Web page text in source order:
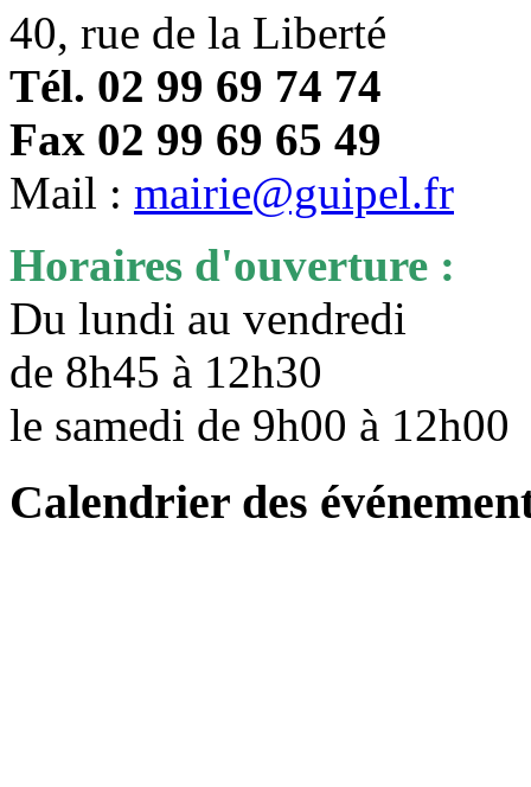
40, rue de la Liberté
Tél. 02 99 69 74 74
Fax 02 99 69 65 49
Mail : mairie@guipel.fr
Horaires d'ouverture :
Du lundi au vendredi
de 8h45 à 12h30
le samedi de 9h00 à
Calendrier des